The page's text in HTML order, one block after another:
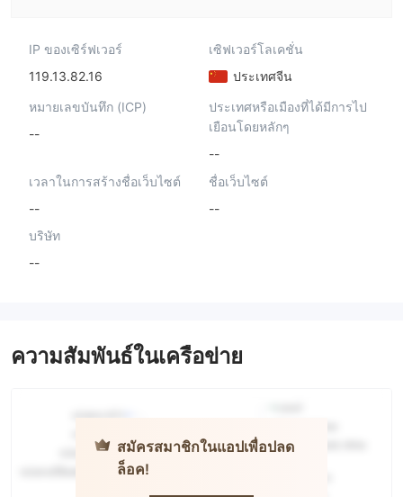
IP ของเซิร์ฟเวอร์
119.13.82.16
เซิฟเวอร์โลเคชั่น
ประเทศจีน
หมายเลขบันทึก (ICP)
--
ประเทศหรือเมืองที่ได้มีการไป
เยือนโดยหลักๆ
--
เวลาในการสร้างชื่อเว็บไซต์
--
ชื่อเว็บไซต์
--
บริษัท
--
ความสัมพันธ์ในเครือข่าย
สมัครสมาชิกในแอปเพื่อปลด
ล็อค!